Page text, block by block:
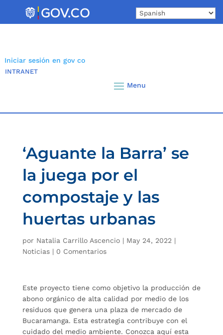
Iniciar sesión en gov co
INTRANET
‘Aguante la Barra’ se
la juega por el
compostaje y las
huertas urbanas
por Natalia Carrillo Ascencio| May 24, 2022 |
Noticias| 0 Comentarios
Este proyecto tiene como objetivo la producción de
abono orgánico de alta calidad por medio de los
residuos que genera una plaza de mercado de
Bucaramanga. Esta estrategia contribuye con el
cuidado del medio ambiente. Conozca aquí esta